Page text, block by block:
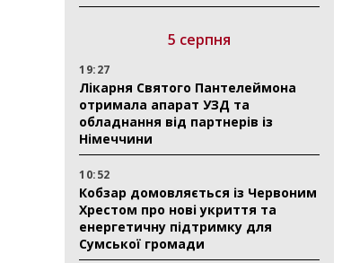
5 серпня
19:27
Лікарня Святого Пантелеймона
отримала апарат УЗД та
обладнання від партнерів із
Німеччини
10:52
Кобзар домовляється із Червоним
Хрестом про нові укриття та
енергетичну підтримку для
Сумської громади